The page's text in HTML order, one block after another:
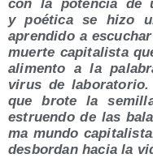
con la poten­cia de
y poé­ti­ca se hizo
apren­di­do a
muer­te capi­ta­lis­ta
ali­men­to a la
virus de
que bro­te la
estruen­do de las
ma mun­do
des­bor­dan hacia la